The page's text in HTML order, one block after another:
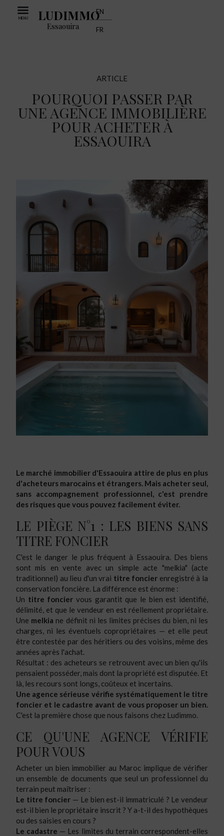
MENU LUDIMMO
Essaouira
EN
FR
ARTICLE
POURQUOI PASSER PAR
UNE AGENCE IMMOBILIÈRE
POUR ACHETER À
ESSAOUIRA
Le marché immobilier d'Essaouira attire de plus en plus
d'acheteurs marocains et étrangers. Mais acheter seul,
sans accompagnement professionnel, c'est prendre
des risques que vous pouvez facilement éviter.
LE PIÈGE N°1 : LES BIENS SANS
TITRE FONCIER
C'est le danger le plus fréquent à Essaouira. Des biens
sont mis en vente avec un simple acte "melkia" (acte
traditionnel) au lieu d'un vrai titre foncier enregistré à la
conservation foncière. La différence est énorme :
Un titre foncier vous garantit que le bien est identifié,
délimité, et que le vendeur en est réellement propriétaire.
Une melkia ne définit ni les limites précises du bien, ni les
charges, ni les éventuels copropriétaires — et elle peut
être contestée par des héritiers ou des voisins, même des
années après l'achat.
Résultat : des acheteurs se retrouvent avec un bien qu'ils
pensaient posséder, mais dont la propriété est disputée. Et
là, les recours sont longs, coûteux et incertains.
Une agence sérieuse vérifie systématiquement le titre
foncier et le cadastre avant de vous proposer un bien.
C'est la première chose que nous faisons chez Ludimmo.
CE QU'UNE AGENCE VÉRIFIE
POUR VOUS
Acheter un bien immobilier au Maroc implique de vérifier
un ensemble de documents que seul un professionnel du
terrain peut maîtriser :
Le titre foncier — Le bien est-il immatriculé ? Le vendeur
est-il bien le propriétaire inscrit ? Y a-t-il des hypothèques
ou des saisies en cours ?
Le cadastre — Les limites du terrain correspondent-elles